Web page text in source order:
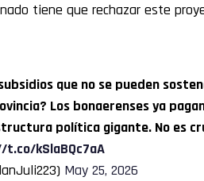
tiene que rechazar este
que no se pueden
Los bonaerenses ya
política gigante. No es
kSlaBQc7aA
May 25, 2026